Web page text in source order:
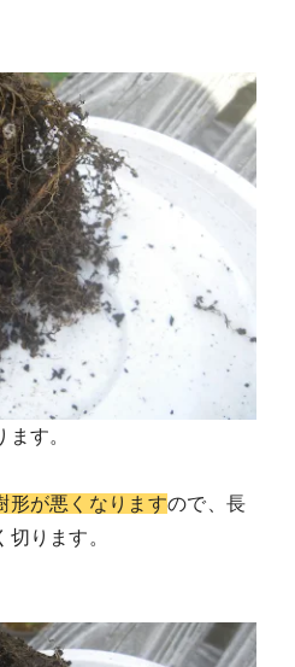
ます。
形が悪くなりますので、長
切ります。